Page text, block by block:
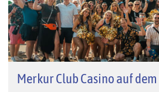
Merkur Club Casino auf